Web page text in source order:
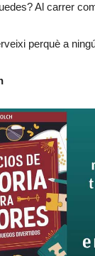
Al carrer
perquè a